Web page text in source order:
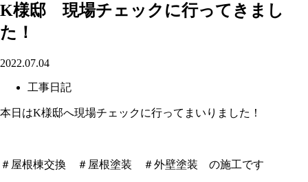
K様邸 現場チェックに行ってきまし
た！
2022.07.04
工事日記
本日はK様邸へ現場チェックに行ってまいりました！
＃屋根棟交換 ＃屋根塗装 ＃外壁塗装 の施工です